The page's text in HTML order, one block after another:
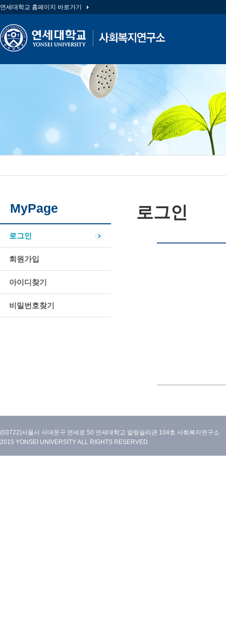
연세대학교 홈페이지 바로가기
MyPage
로그인
회원가입
아이디찾기
비밀번호찾기
로그인
(03722)서울시 서대문구 연세로 50 연세대학교 빌링슬리관 104호 사회복지연구
2015 YONSEI UNIVERSITY ALL RIGHTS RESERVED.